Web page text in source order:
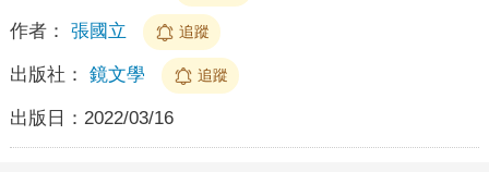
作者： 張國立 追蹤
出版社： 鏡文學 追蹤
出版日： 2022/03/16